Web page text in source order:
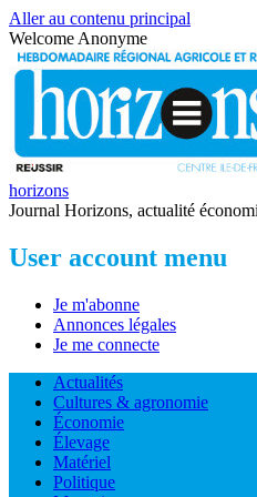
Aller au contenu principal
Welcome Anonyme
horizons
Journal Horizons, actualité
User account menu
Je m'abonne
Annonces légales
Je me connecte
Actualités
Cultures & agronomie
Économie
Élevage
Matériel
Politique